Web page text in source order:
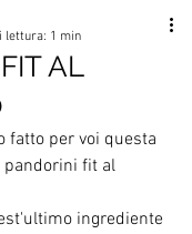
AL
lettura: 1 min
fatto per voi questa
pandorini fit al
ingrediente